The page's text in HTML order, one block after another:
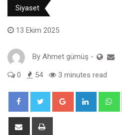
Siyaset
13 Ekim 2025
By Ahmet gümüş -
0 54 3 minutes read
Google+ LinkedIn
Share